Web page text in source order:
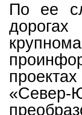
По ее